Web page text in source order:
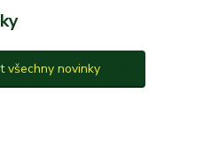
všechny novinky